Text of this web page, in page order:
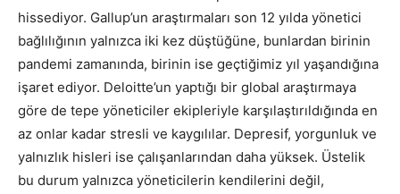
hissediyor. Gallup’un araştırmaları son 12 yılda yönetici
bağlılığının yalnızca iki kez düştüğüne, bunlardan birinin
pandemi zamanında, birinin ise geçtiğimiz yıl yaşandığına
işaret ediyor. Deloitte’un yaptığı bir global araştırmaya
göre de tepe yöneticiler ekipleriyle karşılaştırıldığında en
az onlar kadar stresli ve kaygılılar. Depresif, yorgunluk ve
yalnızlık hisleri ise çalışanlarından daha yüksek. Üstelik
bu durum yalnızca yöneticilerin kendilerini değil,